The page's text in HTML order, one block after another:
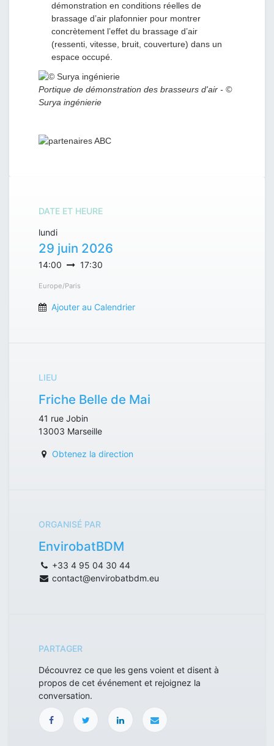
démonstration en conditions réelles de
brassage d’air plafonnier pour montrer
concrètement l’effet du brassage d’air
(ressenti, vitesse, bruit, couverture) dans un
espace occupé.
Portique de démonstration des brasseurs d'air - ©
Surya ingénierie
DATE ET HEURE
lundi
29 juin 2026
14:00 17:30
Europe/Paris
Ajouter au Calendrier
LIEU
Friche Belle de Mai
41 rue Jobin
13003 Marseille
Obtenez la direction
ORGANISÉ PAR
EnvirobatBDM
+33 4 95 04 30 44
contact@envirobatbdm.eu
PARTAGER
Découvrez ce que les gens voient et disent à
propos de cet événement et rejoignez la
conversation.